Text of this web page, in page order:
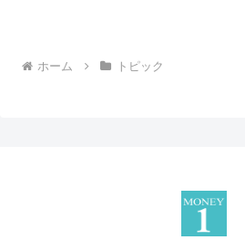
ホーム トピック